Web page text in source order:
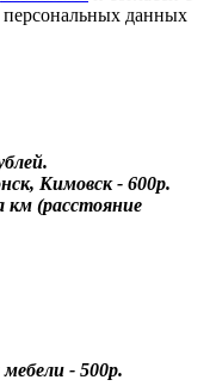
персональных данных
Кимовск - 600р.
км (расстояние
- 500р.